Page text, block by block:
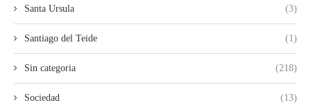
Santa Ursula (3)
Santiago del Teide (1)
Sin categoria (218)
Sociedad (13)